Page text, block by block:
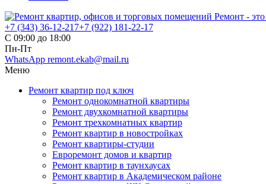
+7 (343) 36-12-217+7 (922) 181-22-17
С 09:00 до 18:00
Пн-Пт
WhatsApp remont.ekab@mail.ru
Меню
Ремонт квартир под ключ
Ремонт однокомнатной квартиры
Ремонт двухкомнатной квартиры
Ремонт трехкомнатных квартир
Ремонт квартир в новостройках
Ремонт квартиры-студии
Евроремонт домов и квартир
Ремонт квартир в таунхаусах
Ремонт квартир в Академическом районе